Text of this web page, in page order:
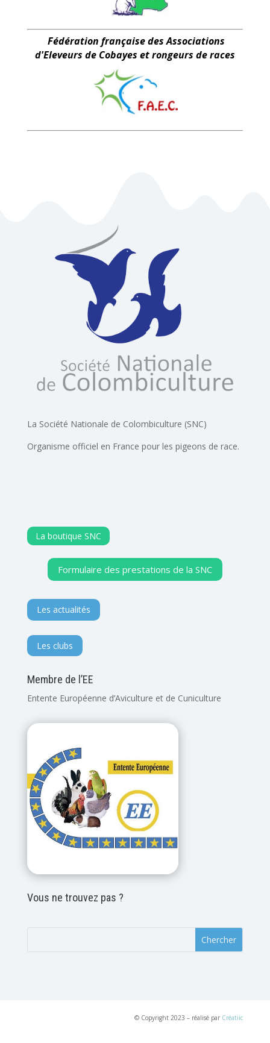
Fédération française des Associations
d'Eleveurs de Cobayes et rongeurs de races
La Société Nationale de Colombiculture (SNC)
Organisme officiel en France pour les pigeons de race.
La boutique SNC
Formulaire des prestations de la SNC
Les actualités
Les clubs
Membre de l’EE
Entente Européenne d’Aviculture et de Cuniculture
Vous ne trouvez pas ?
© Copyright 2023 – réalisé par Créatiic